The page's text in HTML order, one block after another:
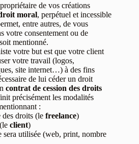
de vos créations
moral, perpétuel et incessible
entre autres, de vous
votre consentement ou de
mentionné.
votre but est que votre client
votre travail (logos,
site internet…) à des fins
de lui céder un droit
contrat de cession des droits
précisément les modalités
:
droits (le freelance)
client)
sera utilisée (web, print, nombre